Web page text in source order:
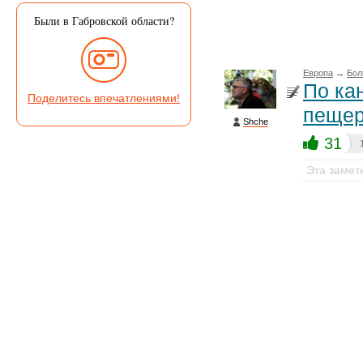
Были в Габровской области?
Поделитесь впечатлениями!
Shche
Европа →
По
31
Эта